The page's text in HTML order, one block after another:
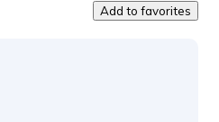
Add to favorites